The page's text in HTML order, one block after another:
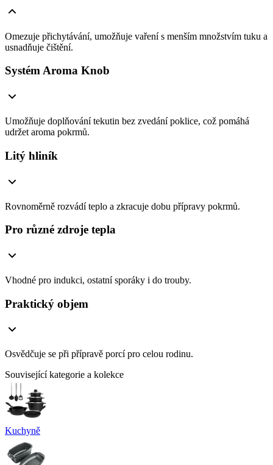
Omezuje přichytávání, umožňuje vaření s menším množstvím tuku a
usnadňuje čištění.
Systém Aroma Knob
Umožňuje doplňování tekutin bez zvedání poklice, což pomáhá
udržet aroma pokrmů.
Litý hliník
Rovnoměrně rozvádí teplo a zkracuje dobu přípravy pokrmů.
Pro různé zdroje tepla
Vhodné pro indukci, ostatní sporáky i do trouby.
Praktický objem
Osvědčuje se při přípravě porcí pro celou rodinu.
Související kategorie a kolekce
Kuchyně